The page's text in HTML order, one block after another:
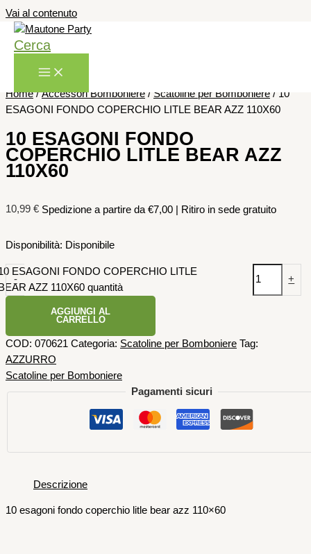
Vai al contenuto
Cerca
Home/Accessori Bomboniere / Scatoline per Bomboniere / 10
ESAGONI FONDO COPERCHIO LITLE BEAR AZZ 110X60
10 ESAGONI FONDO
COPERCHIO LITLE BEAR AZZ
110X60
10,99 € Spedizione a partire da €7,00 | Ritiro in sede gratuito
Disponibilità: Disponibile
-
ESAGONI FONDO COPERCHIO LITLE
AZZ 110X60 quantità
+
AGGIUNGI AL
CARRELLO
COD: 070621 Categoria: Scatoline per Bomboniere Tag:
AZZURRO
Scatoline per Bomboniere
Pagamenti sicuri
Descrizione
10 esagoni fondo coperchio litle bear azz 110×60